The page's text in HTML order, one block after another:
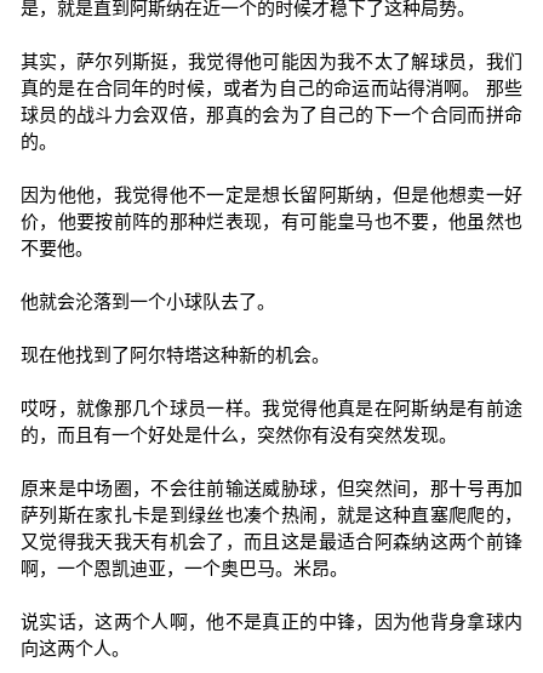
是，就是直到阿斯纳在近一个的时候才稳下了这种局势。
其实，萨尔列斯挺，我觉得他可能因为我不太了解球员，我们
真的是在合同年的时候，或者为自己的命运而站得消啊。 那些
球员的战斗力会双倍，那真的会为了自己的下一个合同而拼命
的。
因为他他，我觉得他不一定是想长留阿斯纳，但是他想卖一好
价，他要按前阵的那种烂表现，有可能皇马也不要，他虽然也
不要他。
他就会沦落到一个小球队去了。
现在他找到了阿尔特塔这种新的机会。
哎呀，就像那几个球员一样。我觉得他真是在阿斯纳是有前途
的，而且有一个好处是什么，突然你有没有突然发现。
原来是中场圈，不会往前输送威胁球，但突然间，那十号再加
萨列斯在家扎卡是到绿丝也凑个热闹，就是这种直塞爬爬的，
又觉得我天我天有机会了，而且这是最适合阿森纳这两个前锋
啊，一个恩凯迪亚，一个奥巴马。米昂。
说实话，这两个人啊，他不是真正的中锋，因为他背身拿球内
向这两个人。